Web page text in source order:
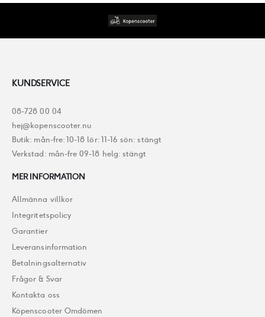
KUNDSERVICE
08-728 00 04
hej@kopenscooter.nu
Butik: mån-fre: 10-18 lör: 11-16 sön: stängt
Verkstad: mån-fre 09-18 helg: stängt
MER INFORMATION
Allmänna villkor
Integritetspolicy
Garantier
Leveransinformation
Betalningsalternativ
Frågor & Svar
Kontakta oss
Köpenscooter Omdömen